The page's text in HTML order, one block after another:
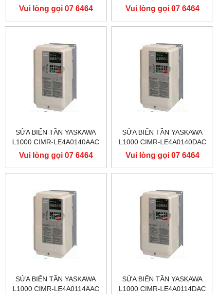
400V 90KW, BIẾN TẦN
YASKAWA L1000
Vui lòng gọi 07 6464
9556
400V 90KW, BIẾN TẦN
YASKAWA L1000
Vui lòng gọi 07 6464
9556
SỬA BIẾN TẦN YASKAWA
L1000 CIMR-LE4A0140AAC
400V 75KW, BIẾN TẦN
YASKAWA L1000
Vui lòng gọi 07 6464
9556
SỬA BIẾN TẦN YASKAWA
L1000 CIMR-LE4A0140DAC
400V 75KW, BIẾN TẦN
YASKAWA L1000
Vui lòng gọi 07 6464
9556
SỬA BIẾN TẦN YASKAWA
L1000 CIMR-LE4A0114AAC
SỬA BIẾN TẦN YASKAWA
L1000 CIMR-LE4A0114DAC